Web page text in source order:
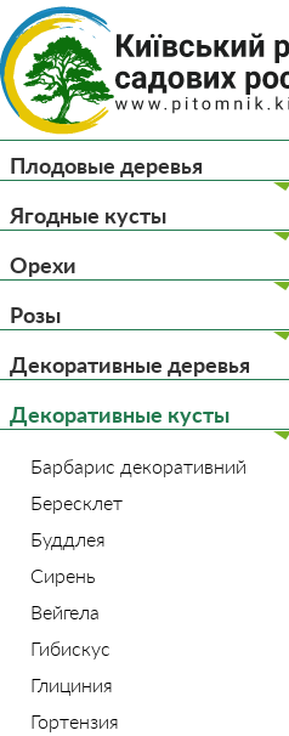
Плодовые деревья
Ягодные кусты
Орехи
Розы
Декоративные деревья
Декоративные кусты
Барбарис декоративний
Бересклет
Буддлея
Сирень
Вейгела
Гибискус
Глициния
Гортензия